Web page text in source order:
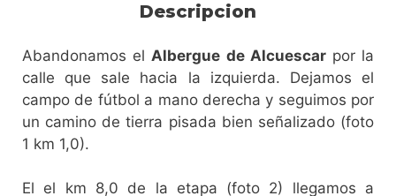
Descripcion
Abandonamos el Albergue de Alcuescarpor la
calle que sale hacia la izquierda. Dejamos el
campo de fútbol a mano derecha y seguimos por
un camino de tierra pisada bien señalizado (foto
1 km 1,0).
El el km 8,0 de la etapa (foto 2) llegamos a